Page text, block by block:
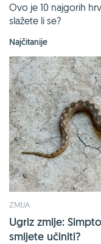
Ovo je 10 najgorih
slažete li se?
Najčitanije
ZMIJA
Ugriz zmije:
smijete učiniti?